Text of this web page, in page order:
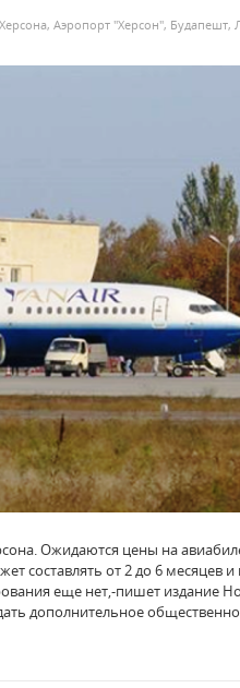
, Аэропорт "Херсон", Будапешт,
Ожидаются цены на
составлять от 2 до 6 месяцев
еще нет,-пишет издание
дополнительное